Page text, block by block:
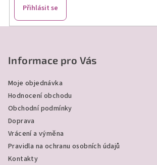
Přihlásit se
Informace pro Vás
Moje objednávka
Hodnocení obchodu
Obchodní podmínky
Doprava
Vrácení a výměna
Pravidla na ochranu osobních údajů
Kontakty